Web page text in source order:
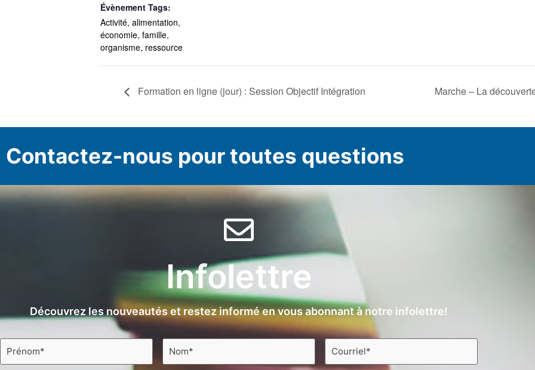
Évènement Tags:
Activité, alimentation,
économie, famille,
organisme, ressource
Formation en ligne (jour) : Session Objectif Intégration Marche – La
Contactez-nous pour toutes questions
Infolettre
Découvrez les nouveautés et restez informé en vous abonnant à notre infolettre!
Prénom Nom Courriel